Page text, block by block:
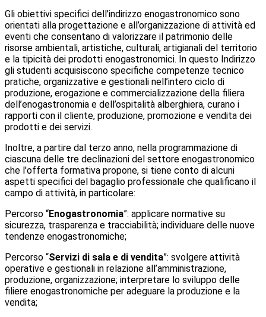
Gli obiettivi specifici dell’indirizzo enogastronomico sono
orientati alla progettazione e all’organizzazione di attività ed
eventi che consentano di valorizzare il patrimonio delle
risorse ambientali, artistiche, culturali, artigianali del territorio
e la tipicità dei prodotti enogastronomici. In questo Indirizzo
gli studenti acquisiscono specifiche competenze tecnico
pratiche, organizzative e gestionali nell’intero ciclo di
produzione, erogazione e commercializzazione della filiera
dell’enogastronomia e dell’ospitalità alberghiera, curano i
rapporti con il cliente, produzione, promozione e vendita dei
prodotti e dei servizi.
Inoltre, a partire dal terzo anno, nella programmazione di
ciascuna delle tre declinazioni del settore enogastronomico
che l'offerta formativa propone, si tiene conto di alcuni
aspetti specifici del bagaglio professionale che qualificano il
campo di attività, in particolare:
Percorso “Enogastronomia”: applicare normative su
sicurezza, trasparenza e tracciabilità; individuare delle nuove
tendenze enogastronomiche;
Percorso “Servizi di sala e di vendita”: svolgere attività
operative e gestionali in relazione all’amministrazione,
produzione, organizzazione; interpretare lo sviluppo delle
filiere enogastronomiche per adeguare la produzione e la
vendita;